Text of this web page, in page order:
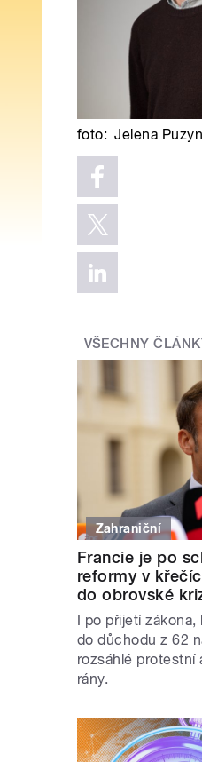
foto: Jelena
VŠECHNY
Zahraniční
Francie je po
reformy v
do obrovské
I po přijetí
do důchodu z 62
rozsáhlé protestní
rány.